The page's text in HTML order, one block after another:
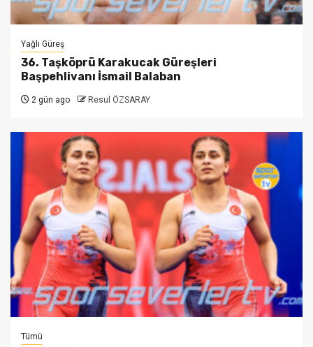
Yağlı Güreş
36. Taşköprü Karakucak Güreşleri
Başpehlivanı İsmail Balaban
2 gün ago Resul ÖZSARAY
Tümü